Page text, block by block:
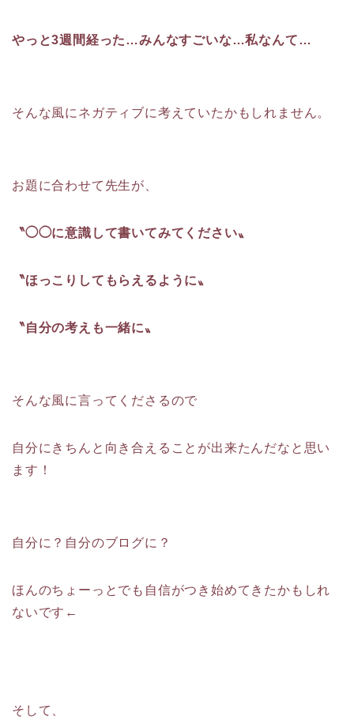
やっと3週間経った…みんなすごいな…私なんて…
そんな風にネガティブに考えていたかもしれません。
お題に合わせて先生が、
〝◯◯に意識して書いてみてください〟
〝ほっこりしてもらえるように〟
〝自分の考えも一緒に〟
そんな風に言ってくださるので
自分にきちんと向き合えることが出来たんだなと思い
ます！
自分に？自分のブログに？
ほんのちょーっとでも自信がつき始めてきたかもしれ
ないです←
そして、